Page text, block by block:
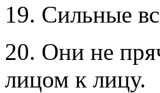
19. Сильные
20. Они не
лицом к лицу.